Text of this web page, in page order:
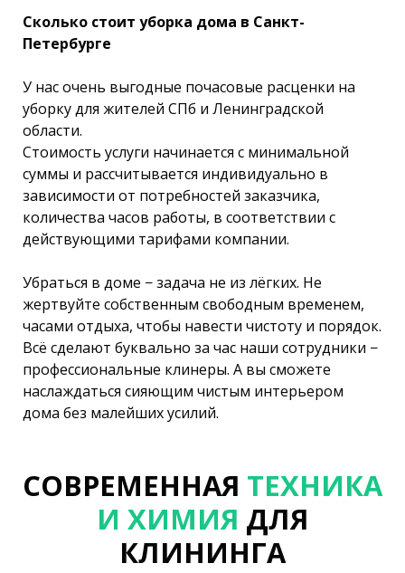
Сколько стоит уборка дома в Санкт-
Петербурге
У нас очень выгодные почасовые расценки на
уборку для жителей СПб и Ленинградской
области.
Стоимость услуги начинается с минимальной
суммы и рассчитывается индивидуально в
зависимости от потребностей заказчика,
количества часов работы, в соответствии с
действующими тарифами компании.
Убраться в доме − задача не из лёгких. Не
жертвуйте собственным свободным временем,
часами отдыха, чтобы навести чистоту и порядок.
Всё сделают буквально за час наши сотрудники −
профессиональные клинеры. А вы сможете
наслаждаться сияющим чистым интерьером
дома без малейших усилий.
СОВРЕМЕННАЯ ТЕХНИКА
И ХИМИЯ ДЛЯ
КЛИНИНГА